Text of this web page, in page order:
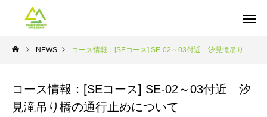
NEWS コース情報：[SEコース] SE-02～03付近 汐見滝吊り橋の通行止めについて
コース情報：[SEコース] SE-02～03付近 汐
見滝吊り橋の通行止めについて